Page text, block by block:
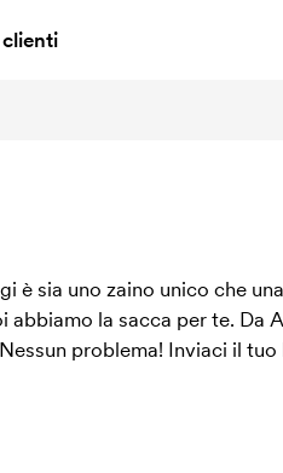
è sia uno zaino unico che
la sacca per te. Da
problema! Inviaci il